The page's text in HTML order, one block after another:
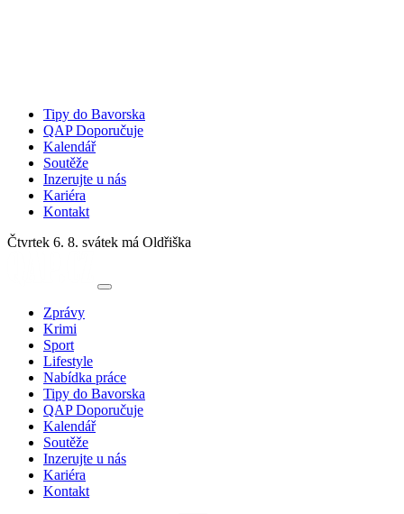
Tipy do Bavorska
QAP Doporučuje
Kalendář
Soutěže
Inzerujte u nás
Kariéra
Kontakt
Čtvrtek 6. 8. svátek má Oldřiška
Zprávy
Krimi
Sport
Lifestyle
Nabídka práce
Tipy do Bavorska
QAP Doporučuje
Kalendář
Soutěže
Inzerujte u nás
Kariéra
Kontakt